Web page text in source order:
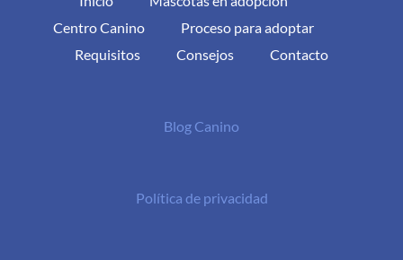
Centro Canino
Proceso para adoptar
Requisitos
Consejos Contacto
Blog Canino
Política de privacidad